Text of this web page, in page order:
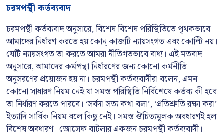
চরমপন্থী কর্তব্যবাদ
চরমপন্থী কর্তব্যবাদ অনুসারে, বিশেষ বিশেষ পরিস্থিতিতে পৃথকভাবে
আমাদের নির্ধারণ করতে হয় কোন্ কাজটি ন্যায়সংগত এবং কোল্টি নয়।
যেটি ন্যায়সংগত তা করতে আমরা নীতিগতভাবে বাধ্য। এই মতবাদ
অনুসারে, আমাদের কর্মপন্থা নির্ধারণের জন্য কোনো কর্মনীতি
অনুসরণের প্রয়োজন হয় না। চরমপন্থী কর্তব্যবাদীরা বলেন, এমন
কোনো সাধারণ নিয়ম নেই যা সমস্ত পরিস্থিতি নির্বিশেষে কর্তব্য কী হবে
তা নির্ধারণ করতে পারবে। ‘সর্বদা সত্য কথা বলা’, ‘প্রতিশ্রুতি রক্ষা করা’
ইত্যাদি সার্বিক নিয়ম বলে কিছু নেই। সমস্ত ঔচিত্যমূলক অবধারণই হল
বিশেষ অবধারণ। জোসেফ বাটলার একজন চরমপন্থী কর্তব্যবাদী।